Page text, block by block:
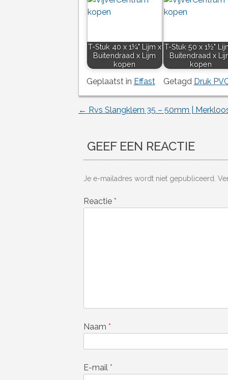
T-Stuk 40 x 1¼" Lijm x
Buitendraad x Lijm
kopen
T-Stuk 50 x 1½"
Buitendraad x
kopen
Geplaatst in Effast Getagd Druk
Berichtnavigatie
← Rvs Slangklem 35 – 50mm |
GEEF EEN REACTIE
Je e-mailadres wordt niet gepubliceerd.
Reactie *
Naam *
E-mail *